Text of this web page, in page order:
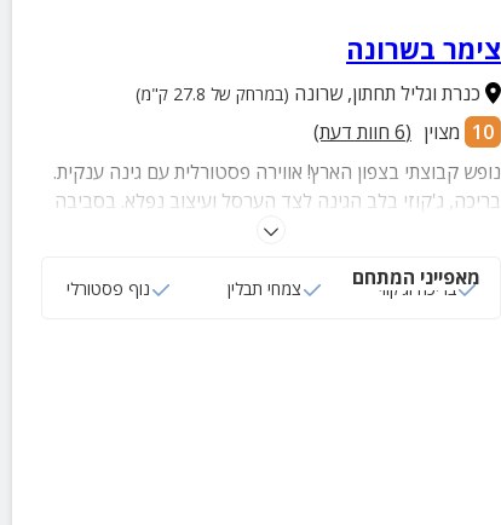
צימר בשרונה
כנרת וגליל תחתון,שרונה (במרחק של 27.8 ק"מ)
10 מצוין (
6 חוות דעת)
נופש קבוצתי בצפון הארץ! אווירה פסטורלית עם גינה ענקית.
בריכה, ג'קוזי בלב הגינה לצד הערסל ועיצוב נפלא. בסביבה
מאפייני המתחם
בריכה וג‘קוזי צמחי תבלין נוף פסטורלי